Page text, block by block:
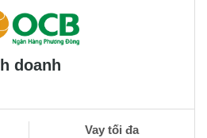
doanh
Vay tối đa